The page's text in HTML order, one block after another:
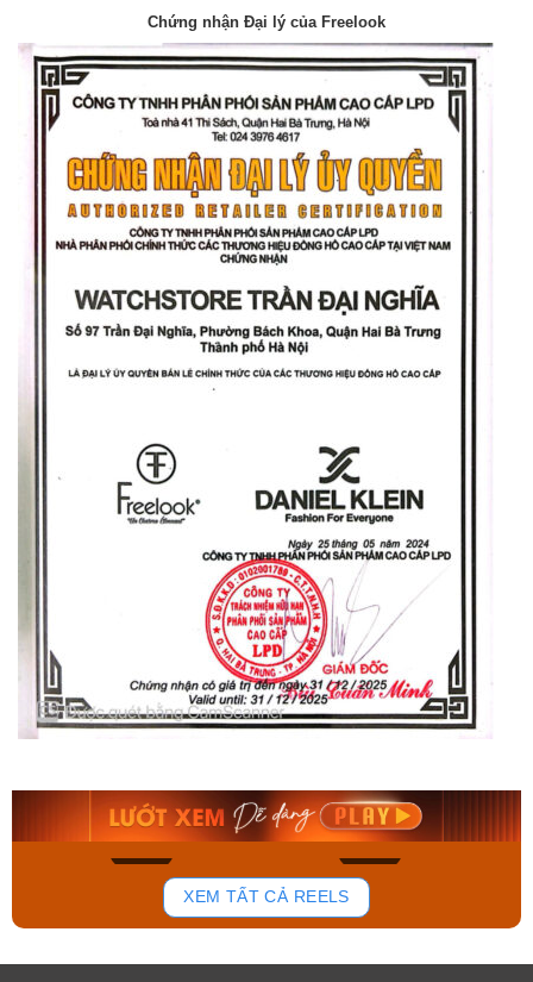
Chứng nhận Đại lý của Freelook
140
Orient Nam RA-
Mua ngay
Casio Nam MTS-
Mua ngay
XEM TẤT CẢ REELS